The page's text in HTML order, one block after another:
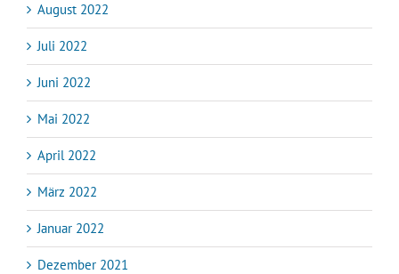
August 2022
Juli 2022
Juni 2022
Mai 2022
April 2022
März 2022
Januar 2022
Dezember 2021